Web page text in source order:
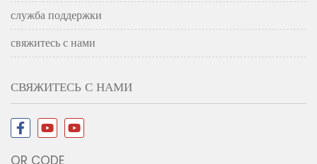
служба поддержки
свяжитесь с нами
СВЯЖИТЕСЬ С НАМИ
QR CODE